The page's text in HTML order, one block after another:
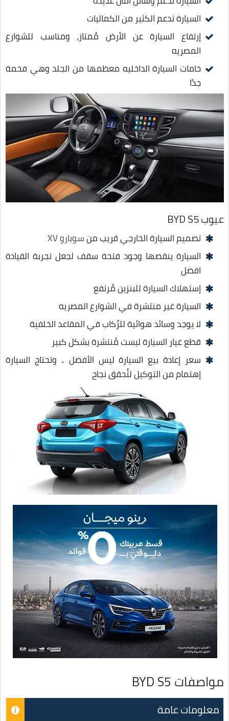
السيارة تدعم الكثير من الكماليات
إرتفاع السيارة عن الأرض مُمتاز، ومناسب للشوارع
المصريه
خامات السيارة الداخليه معظمها من الجلد وهي فخمة
جدًا
عيوب BYD S5
تصميم السيارة الخارجي قريب منسوبارو XV
السيارة ينقصها وجود فتحة سقف لجعل تجربة القيادة
افضل
إستهلاك السيارة للبنزين مُرتفع
السيارة غير منتشرة في الشوارع المصريه
لا يوجد وسائد هوائية للرُكاب في المقاعد الخلفية
قطع غيار السيارة ليست مُنتشرة بشكل كبير
سعر إعادة بيع السيارة ليس الأفضل .. وتحتاج السيارة
إهتمام من التوكيل لتُحقق نجاح
مواصفات BYD S5
معلومات عامة